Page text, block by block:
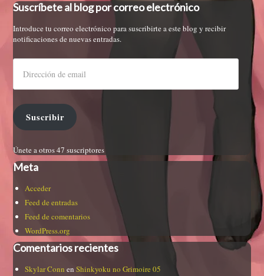
Suscríbete al blog por correo electrónico
Introduce tu correo electrónico para suscribirte a este blog y recibir
notificaciones de nuevas entradas.
Suscribir
Únete a otros 47 suscriptores
Meta
Acceder
Feed de entradas
Feed de comentarios
WordPress.org
Comentarios recientes
Skylar Conn enShinkyoku no Grimoire 05